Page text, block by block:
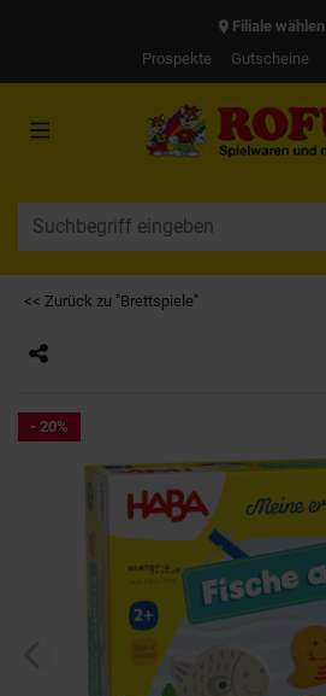
Filiale wählen
Prospekte
Gutscheine
<< Zurück zu "Brettspiele"
- 20%